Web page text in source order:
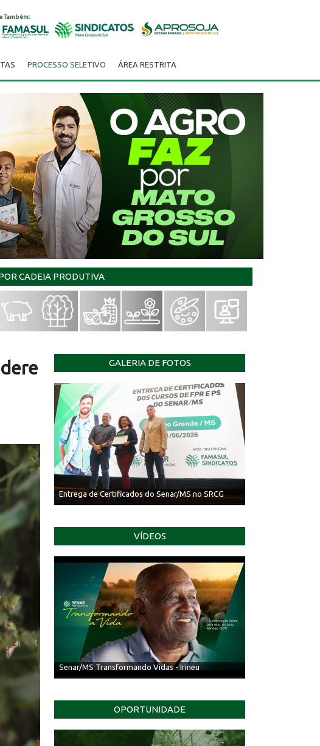
Também:
PROCESSO SELETIVO
ÁREA RESTRITA
CADEIA PRODUTIVA
GALERIA DE FOTOS
Entrega de Certificados do Senar/MS no SRCG
VÍDEOS
Senar/MS Transformando Vidas - Irineu
OPORTUNIDADE